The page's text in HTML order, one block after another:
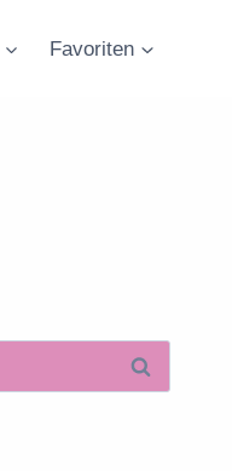
Favoriten